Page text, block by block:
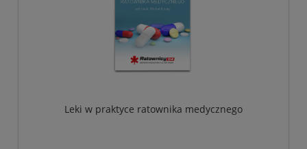
Leki w praktyce ratownika medycznego